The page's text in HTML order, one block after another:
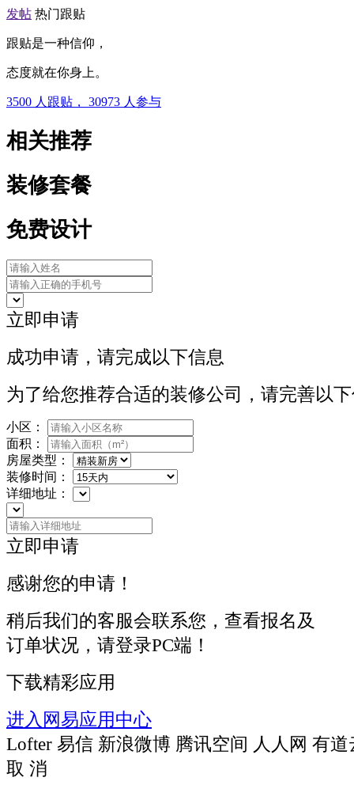
发帖 热门跟贴
跟贴是一种信仰，
态度就在你身上。
3500 人跟贴， 30973 人参与
相关推荐
装修套餐
免费设计
立即申请
成功申请，请完成以下信息
为了给您推荐合适的装修公司，请完善以
小区：
面积：
房屋类型：
装修时间：
详细地址：
立即申请
感谢您的申请！
稍后我们的客服会联系您，查看报名及
订单状况，请登录PC端！
下载精彩应用
进入网易应用中心
Lofter 易信 新浪微博 腾讯空间 人人网 有道
取 消